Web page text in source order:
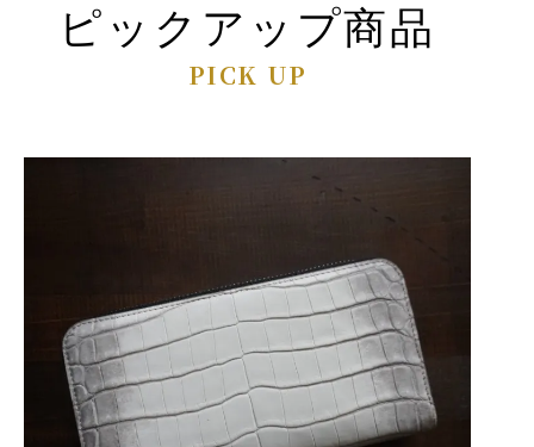
ピックアップ商品
PICK UP